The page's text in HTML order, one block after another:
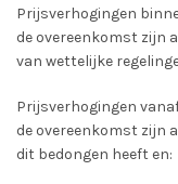
Prijsverhogingen
de overeenkomst zijn
van wettelijke
Prijsverhogingen
de overeenkomst zijn
dit bedongen heeft en: